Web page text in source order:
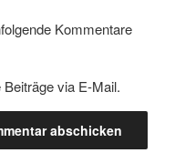
Kommentare
via E-Mail.